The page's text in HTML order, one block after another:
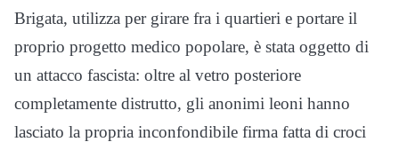
Brigata, utilizza per girare fra i quartieri e portare il
proprio progetto medico popolare, è stata oggetto di
un attacco fascista: oltre al vetro posteriore
completamente distrutto, gli anonimi leoni hanno
lasciato la propria inconfondibile firma fatta di croci